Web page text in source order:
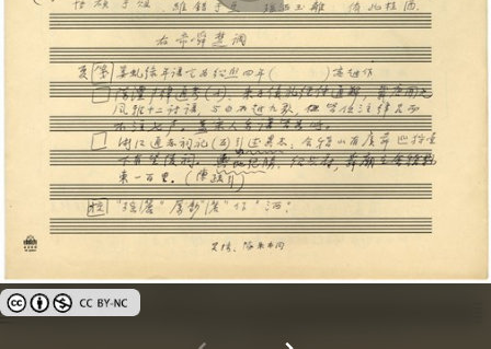
創用CC姓名標示-非商業性 3.0 台灣及其後版本(CC BY-NC 3.0 TW +)